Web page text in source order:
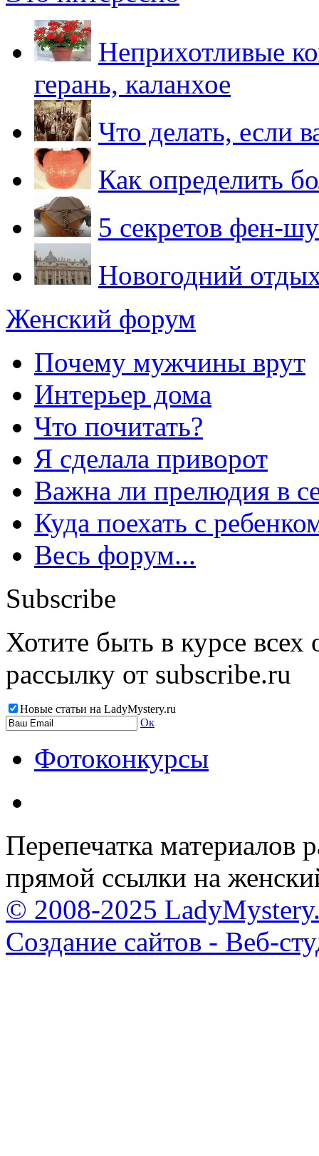
Неприхотливые
герань, каланхое
Что делать, если
Как определить
5 секретов фен-
Новогодний
Женский форум
Почему мужчины врут
Интерьер дома
Что почитать?
Я сделала приворот
Важна ли прелюдия в
Куда поехать с
Весь форум...
Subscribe
Хотите быть в курсе
рассылку от subscribe.ru
Новые статьи на LadyMystery.ru
Ок
Фотоконкурсы
Перепечатка материалов
прямой ссылки на
© 2008-2025
Создание сайтов - Веб-